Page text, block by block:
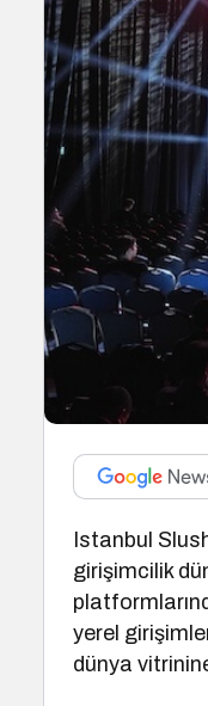
Istanbul
girişimcilik
yerel
dünya